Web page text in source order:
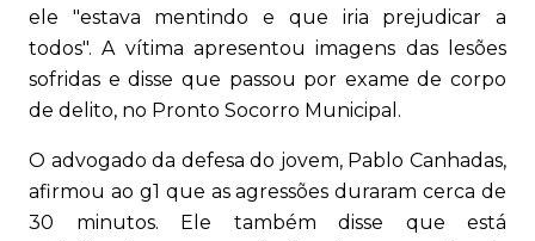
ele "estava mentindo e que iria prejudicar a
todos". A vítima apresentou imagens das lesões
sofridas e disse que passou por exame de corpo
de delito, no Pronto Socorro Municipal.
O advogado da defesa do jovem, Pablo Canhadas,
afirmou ao g1 que as agressões duraram cerca de
30 minutos. Ele também disse que está